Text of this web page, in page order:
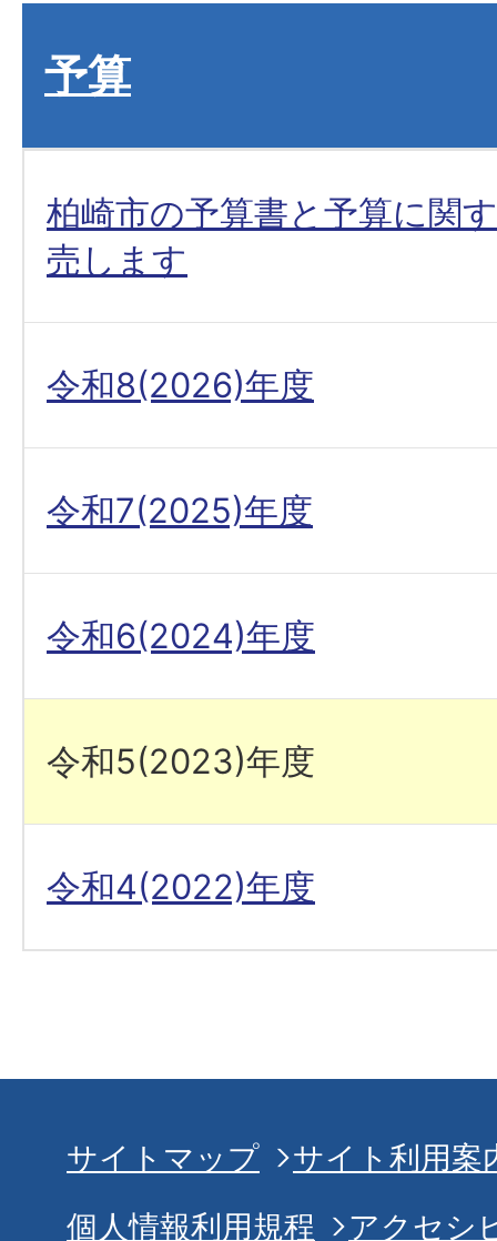
予算
柏崎市の予算書と予算に関
売します
令和8(2026)年度
令和7(2025)年度
令和6(2024)年度
令和5(2023)年度
令和4(2022)年度
サイトマップ
サイト利用案
個人情報利用規程
アクセシ